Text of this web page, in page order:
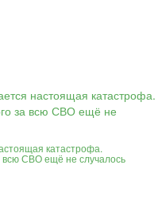
катастрофа.
всю СВО ещё не случалось